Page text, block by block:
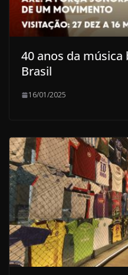
40 anos da
Brasil
16/01/2025